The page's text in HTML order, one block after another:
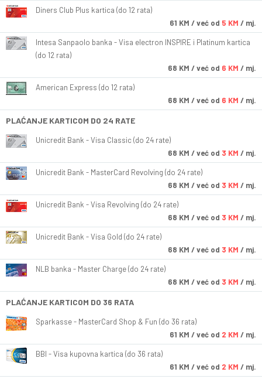
Diners Club Plus kartica (do 12 rata)
61 KM / već od 5 KM / mj.
Intesa Sanpaolo banka - Visa electron INSPIRE i Platinum kartica
(do 12 rata)
68 KM / već od 6 KM / mj.
American Express (do 12 rata)
68 KM / već od 6 KM / mj.
PLAĆANJE KARTICOM DO 24 RATE
Unicredit Bank - Visa Classic (do 24 rate)
68 KM / već od 3 KM / mj.
Unicredit Bank - MasterCard Revolving (do 24 rate)
68 KM / već od 3 KM / mj.
Unicredit Bank - Visa Revolving (do 24 rate)
68 KM / već od 3 KM / mj.
Unicredit Bank - Visa Gold (do 24 rate)
68 KM / već od 3 KM / mj.
NLB banka - Master Charge (do 24 rate)
68 KM / već od 3 KM / mj.
PLAĆANJE KARTICOM DO 36 RATA
Sparkasse - MasterCard Shop & Fun (do 36 rata)
61 KM / već od 2 KM / mj.
BBI - Visa kupovna kartica (do 36 rata)
61 KM / već od 2 KM / mj.